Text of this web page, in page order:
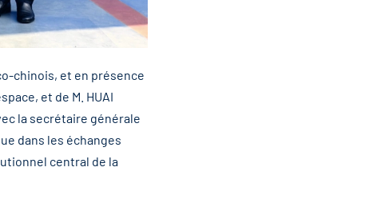
chinois, et en présence
et de M. HUAI
la secrétaire générale
dans les échanges
central de la